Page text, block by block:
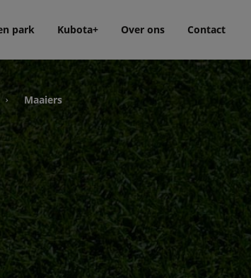
park Kubota+ Over ons Contact
› Maaiers